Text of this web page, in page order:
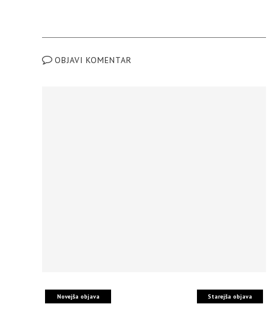
OBJAVI KOMENTAR
Novejša objava Starejša objava